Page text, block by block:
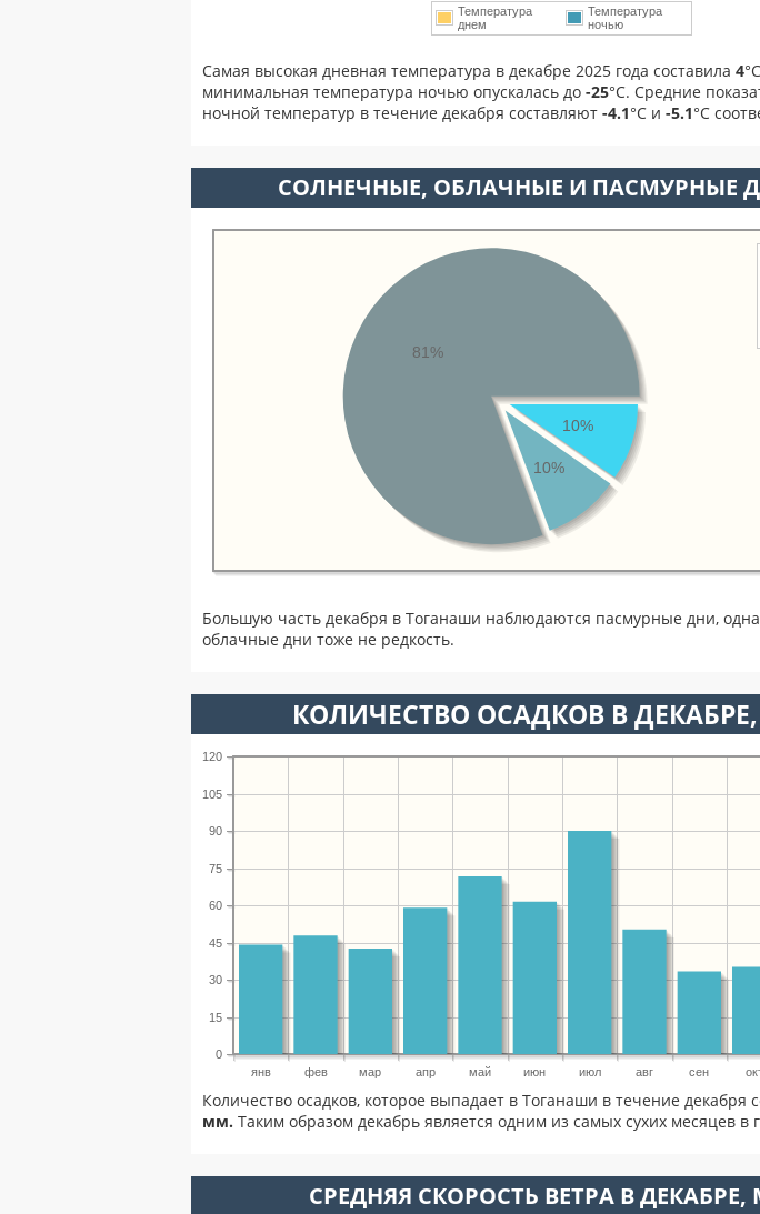
Температура
днем
Температура
ночью
Самая высокая дневная температура в декабре 2025 года составила 4
минимальная температура ночью опускалась до -25°C. Средние
ночной температур в течение декабря составляют -4.1°С и -5.1°С
CОЛНЕЧНЫЕ, ОБЛАЧНЫЕ И ПАСМУРНЫЕ
10%
10%
81%
Большую часть декабря в Тоганаши наблюдаются пасмурные дни,
облачные дни тоже не редкость.
КОЛИЧЕСТВО ОСАДКОВ В
янв фев мар апр май июн июл авг сен
0
15
30
45
60
75
90
105
120
Количество осадков, которое выпадает в Тоганаши в течение декабря
мм. Таким образом декабрь является одним из самых сухих месяцев в
СРЕДНЯЯ СКОРОСТЬ ВЕТРА В ДЕКАБРЕ,